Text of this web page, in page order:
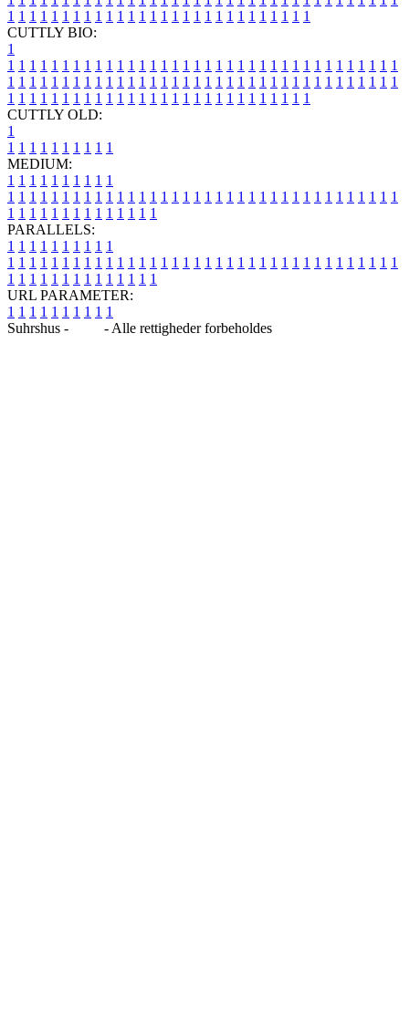
1 1 1 1 1 1 1 1 1 1 1 1 1 1 1 1 1 1 1 1 1 1 1 1 1 1 1 1
CUTTLY BIO:
1
1 1 1 1 1 1 1 1 1 1 1 1 1 1 1 1 1 1 1 1 1 1 1 1 1 1 1 1 1 1 1 1 1 1 1 1
1 1 1 1 1 1 1 1 1 1 1 1 1 1 1 1 1 1 1 1 1 1 1 1 1 1 1 1 1 1 1 1 1 1 1 1
1 1 1 1 1 1 1 1 1 1 1 1 1 1 1 1 1 1 1 1 1 1 1 1 1 1 1 1
CUTTLY OLD:
1
1 1 1 1 1 1 1 1 1 1
MEDIUM:
1 1 1 1 1 1 1 1 1 1
1 1 1 1 1 1 1 1 1 1 1 1 1 1 1 1 1 1 1 1 1 1 1 1 1 1 1 1 1 1 1 1 1 1 1 1
1 1 1 1 1 1 1 1 1 1 1 1 1 1
PARALLELS:
1 1 1 1 1 1 1 1 1 1
1 1 1 1 1 1 1 1 1 1 1 1 1 1 1 1 1 1 1 1 1 1 1 1 1 1 1 1 1 1 1 1 1 1 1 1
1 1 1 1 1 1 1 1 1 1 1 1 1 1
URL PARAMETER:
1 1 1 1 1 1 1 1 1 1
Suhrshus -
- Alle rettigheder forbeholdes